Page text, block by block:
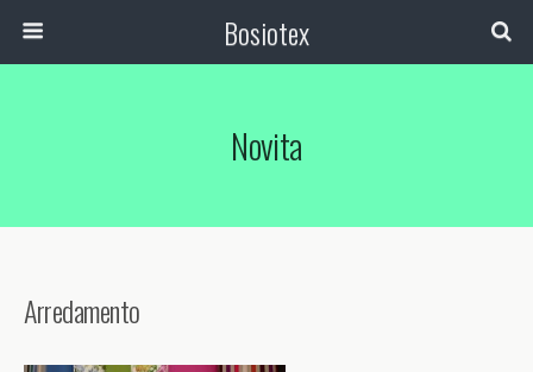
Bosiotex
Novita
Arredamento